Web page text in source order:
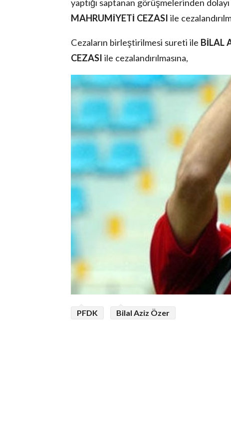
yaptığı saptanan görüşmelerinden
MAHRUMİYETİ CEZASI ile
Cezaların birleştirilmesi sureti ile BİLAL
CEZASI ile cezalandırılmasına,
PFDK Bilal Aziz Özer